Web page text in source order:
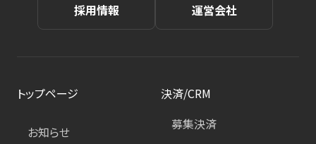
採用情報 運営会社
トップページ
お知らせ
決済/CRM
募集決済